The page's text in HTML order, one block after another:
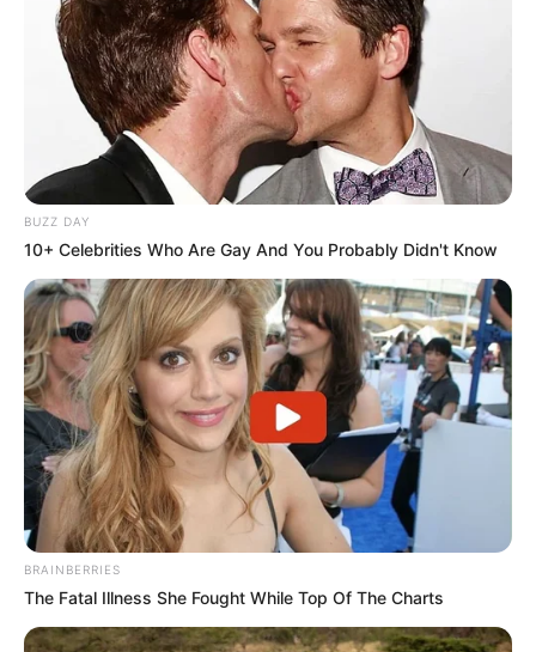
BUZZ DAY
10+ Celebrities Who Are Gay And You Probably Didn't Know
BRAINBERRIES
The Fatal Illness She Fought While Top Of The Charts